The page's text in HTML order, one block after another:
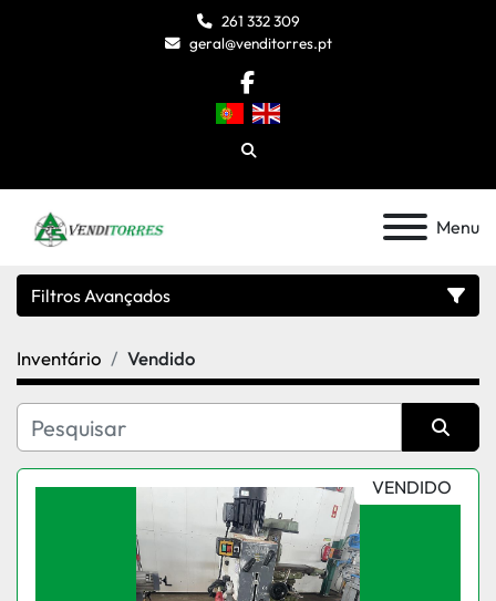
261 332 309
geral@venditorres.pt
facebook
Pesquisar
Menu
Filtros Avançados
Categoria
Modelo
Condição
Inventário Vendido
Organizar por VENDIDO